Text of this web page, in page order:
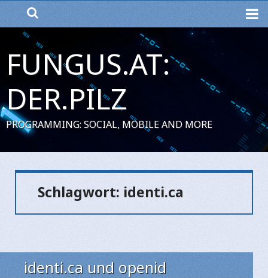
FUNGUS.AT:
DER.PILZ
PROGRAMMING: SOCIAL, MOBILE AND MORE
Schlagwort: identi.ca
identi.ca und openid